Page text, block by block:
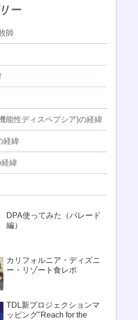
ー
師
能性ディスペプシア)の経緯
経緯
経緯
DPA使ってみた（パレード
編）
カリフォルニア・ディズニ
ー・リゾート食レポ
TDL新プロジェクションマ
ッピング"Reach for the